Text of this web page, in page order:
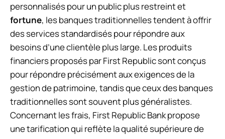
personnalisés pour un public plus restreint et
fortune, les banques traditionnelles tendent à offrir
des services standardisés pour répondre aux
besoins d’une clientèle plus large. Les produits
financiers proposés par First Republic sont conçus
pour répondre précisément aux exigences de la
gestion de patrimoine, tandis que ceux des banques
traditionnelles sont souvent plus généralistes.
Concernant les frais, First Republic Bank propose
une tarification qui reflète la qualité supérieure de